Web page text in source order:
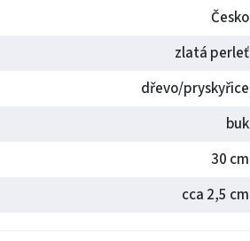
Česko
zlatá perleť
dřevo/pryskyřice
buk
30 cm
cca 2,5 cm